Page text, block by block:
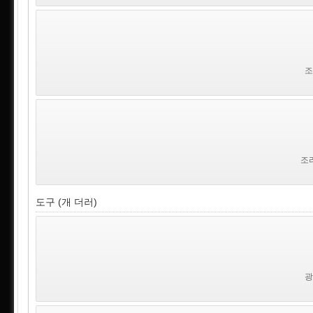
조
도구 (개 더러)